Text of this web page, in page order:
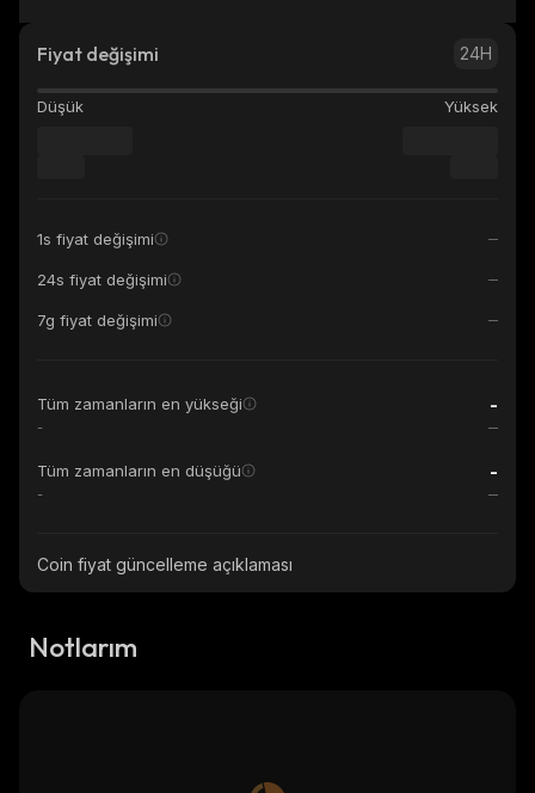
Fiyat değişimi 24H
Düşük Yüksek
1s fiyat değişimi
24s fiyat değişimi
7g fiyat değişimi
Tüm zamanların en yükseği -
-
Tüm zamanların en düşüğü -
-
Coin fiyat güncelleme açıklaması
Notlarım